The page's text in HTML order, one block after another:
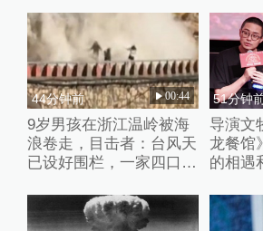
44分钟前 00:44
9岁男孩在浙江温岭被海
浪卷走，目击者：台风天
已设好围栏，一家四口翻
51分钟
导演文
龙餐馆
的相遇